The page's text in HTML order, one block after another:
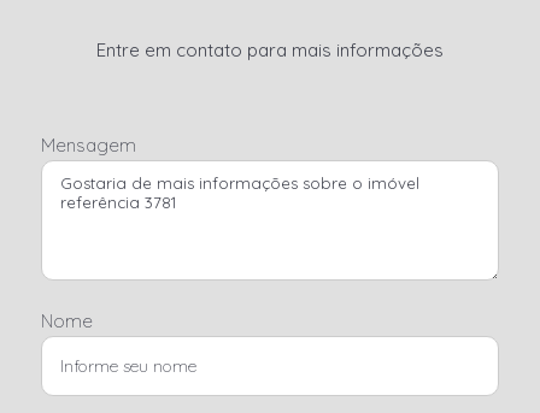
Entre em contato para mais informações
Mensagem
Nome